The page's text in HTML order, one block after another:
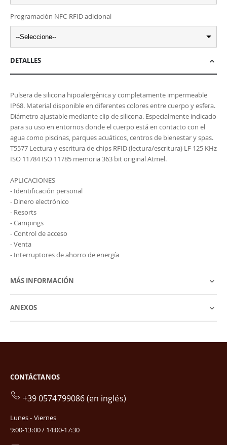
Programación NFC-RFID adicional
--Seleccione--
DETALLES
Pulsera de silicona hipoalergénica y completamente impermeable
IP68. Material disponible en diferentes colores entre cuerpo y esfera.
Diámetro ajustable mediante clip de silicona. Especialmente indicado
para su uso en entornos donde el cuerpo está en contacto con el
agua como piscinas, parques acuáticos, centros de bienestar y spas.
T5577 Lectura y escritura de chips RFID (lectura/escritura) LF 125 KHz
ISO 11784 ISO 11785 memoria 363 bit original Atmel.
APLICACIONES
- Identificación personal
- Dinero electrónico
- Resorts
- Campings
- Control de acceso
- Venta
- Interruptores de ahorro de energía
MÁS INFORMACIÓN
ANEXOS
CONTÁCTANOS
+39 0574799086 (en inglés)
Lunes - Viernes
9:00-13:00 / 14:00-17:30